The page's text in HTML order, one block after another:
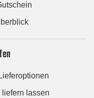
lassen